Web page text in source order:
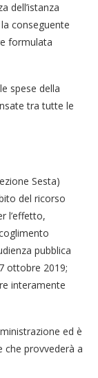
dell’istanza
conseguente
formulata
spese della
tra tutte le
Sesta)
del ricorso
l’effetto,
pubblica
ottobre 2019;
interamente
ed è
che provvederà a